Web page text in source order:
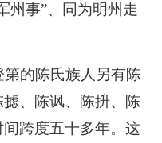
州事”、同为明州走
的陈氏族人另有陈
、陈讽、陈抍、陈
跨度五十多年。这